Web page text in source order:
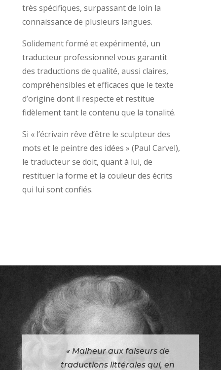
très spécifiques, surpassant de loin la
connaissance de plusieurs langues.
Solidement formé et expérimenté, un
traducteur professionnel vous garantit
des traductions de qualité, aussi claires,
compréhensibles et efficaces que le texte
d’origine dont il respecte et restitue
fidèlement tant le contenu que la tonalité.
Si « l’écrivain rêve d’être le sculpteur des
mots et le peintre des idées » (Paul Carvel),
le traducteur se doit, quant à lui, de
restituer la forme et la couleur des écrits
qui lui sont confiés.
« Malheur aux faiseurs de
traductions littérales qui, en